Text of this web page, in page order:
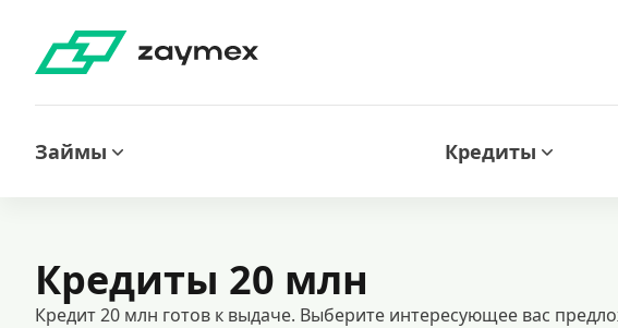
Займы Кредиты
Кредиты 20 млн
Кредит 20 млн готов к выдаче. Выберите интересующее вас